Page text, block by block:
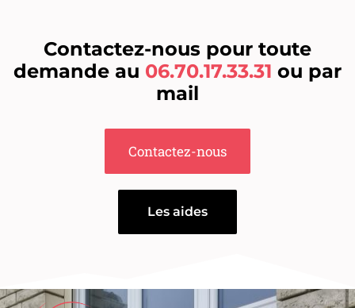
Contactez-nous pour toute
demande au 06.70.17.33.31 ou par
mail
Contactez-nous
Les aides